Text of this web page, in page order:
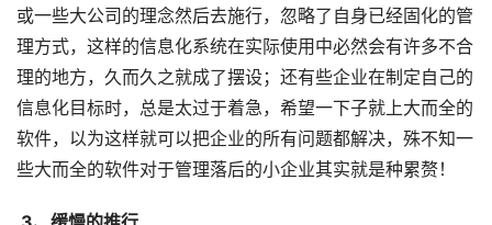
或一些大公司的理念然后去施行，忽略了自身已经固化的管
理方式，这样的信息化系统在实际使用中必然会有许多不合
理的地方，久而久之就成了摆设；还有些企业在制定自己的
信息化目标时，总是太过于着急，希望一下子就上大而全的
软件，以为这样就可以把企业的所有问题都解决，殊不知一
些大而全的软件对于管理落后的小企业其实就是种累赘！